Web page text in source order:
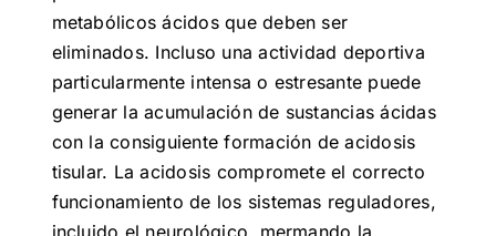
metabólicos ácidos que deben ser
eliminados. Incluso una actividad deportiva
particularmente intensa o estresante puede
generar la acumulación de sustancias ácidas
con la consiguiente formación de acidosis
tisular. La acidosis compromete el correcto
funcionamiento de los sistemas reguladores,
incluido el neurológico, mermando la